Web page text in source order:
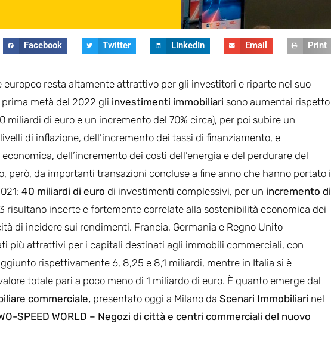
Facebook Twitter LinkedIn Email Print
resta altamente attrattivo per gli investitori e riparte nel suo
metà del 2022 gli investimenti immobiliari sono aumentai rispetto
miliardi di euro e un incremento del 70% circa), per poi subire un
di inflazione, dell’incremento dei tassi di finanziamento, e
dell’incremento dei costi dell’energia e del perdurare del
però, da importanti transazioni concluse a fine anno che hanno portato i
40 miliardi di euro di investimenti complessivi, per un incremento di
risultano incerte e fortemente correlate alla sostenibilità economica dei
di incidere sui rendimenti. Francia, Germania e Regno Unito
più attrattivi per i capitali destinati agli immobili commerciali, con
rispettivamente 6, 8,25 e 8,1 miliardi, mentre in Italia si è
totale pari a poco meno di 1 miliardo di euro. È quanto emerge dal
commerciale, presentato oggi a Milano da Scenari Immobiliari nel
SPEED WORLD – Negozi di città e centri commerciali del nuovo